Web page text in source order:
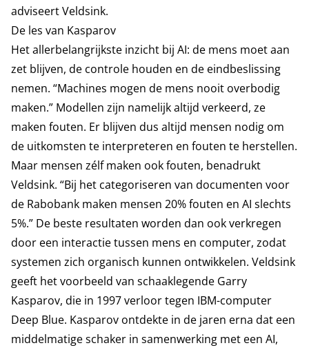
adviseert Veldsink.
De les van Kasparov
Het allerbelangrijkste inzicht bij AI: de mens moet aan
zet blijven, de controle houden en de eindbeslissing
nemen. “Machines mogen de mens nooit overbodig
maken.” Modellen zijn namelijk altijd verkeerd, ze
maken fouten. Er blijven dus altijd mensen nodig om
de uitkomsten te interpreteren en fouten te herstellen.
Maar mensen zélf maken ook fouten, benadrukt
Veldsink. “Bij het categoriseren van documenten voor
de Rabobank maken mensen 20% fouten en AI slechts
5%.” De beste resultaten worden dan ook verkregen
door een interactie tussen mens en computer, zodat
systemen zich organisch kunnen ontwikkelen. Veldsink
geeft het voorbeeld van schaaklegende Garry
Kasparov, die in 1997 verloor tegen IBM-computer
Deep Blue. Kasparov ontdekte in de jaren erna dat een
middelmatige schaker in samenwerking met een AI,